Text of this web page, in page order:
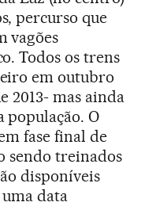
percurso que
vagões
Todos os trens
em outubro
2013- mas ainda
população. O
fase final de
sendo treinados
disponíveis
data